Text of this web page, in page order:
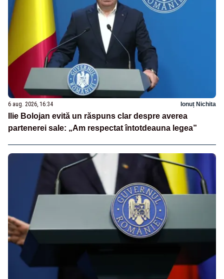
6 aug. 2026, 16:34 Ionuț Nichita
Ilie Bolojan evită un răspuns clar despre averea
partenerei sale: „Am respectat întotdeauna legea”